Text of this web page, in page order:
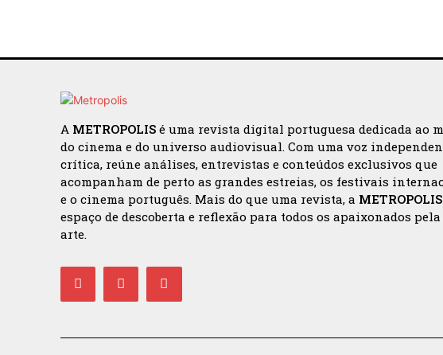
A METROPOLIS é uma revista digital portuguesa dedicada ao
do cinema e do universo audiovisual. Com uma voz
crítica, reúne análises, entrevistas e conteúdos exclusivos que
acompanham de perto as grandes estreias, os festivais
e o cinema português. Mais do que uma revista, a METROPOLIS
espaço de descoberta e reflexão para todos os apaixonados
arte.